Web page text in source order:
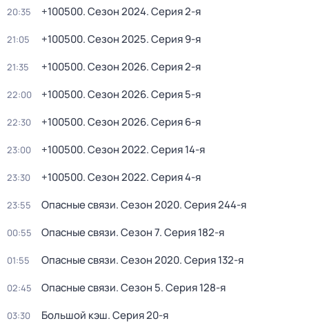
20:35 +100500. Сезон 2024. Серия 2-я
21:05 +100500. Сезон 2025. Серия 9-я
21:35 +100500. Сезон 2026. Серия 2-я
22:00 +100500. Сезон 2026. Серия 5-я
22:30 +100500. Сезон 2026. Серия 6-я
23:00 +100500. Сезон 2022. Серия 14-я
23:30 +100500. Сезон 2022. Серия 4-я
23:55 Опасные связи. Сезон 2020. Серия 244-я
00:55 Опасные связи. Сезон 7. Серия 182-я
01:55 Опасные связи. Сезон 2020. Серия 132-я
02:45 Опасные связи. Сезон 5. Серия 128-я
03:30 Большой кэш. Серия 20-я